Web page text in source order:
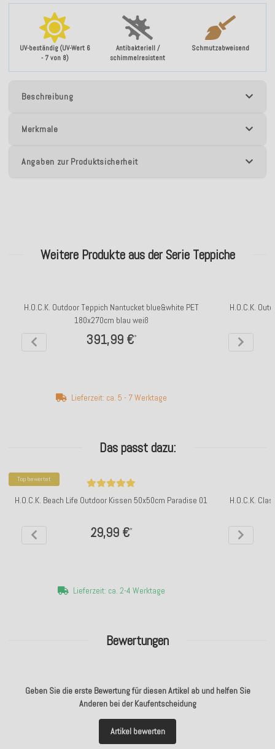
UV-beständig (UV-Wert 6
- 7 von 8)
Antibakteriell /
schimmelresistent
Schmutzabweisend
Beschreibung
Merkmale
Angaben zur Produktsicherheit
Bewertungen
Geben Sie die erste Bewertung für diesen Artikel ab und helfen Sie
Anderen bei der Kaufentscheidung
Artikel bewerten
Weitere Produkte aus der Serie Teppiche
H.O.C.K. Outdoor Teppich Nantucket blue&white PET
180x270cm blau weiß
391,99 €*
Lieferzeit: ca. 5 - 7 Werktage
H.O.C.K.
Das passt dazu:
Top bewertet
H.O.C.K. Beach Life Outdoor Kissen 50x50cm Paradise 01
29,99 €*
Lieferzeit: ca. 2-4 Werktage
H.O.C.K.